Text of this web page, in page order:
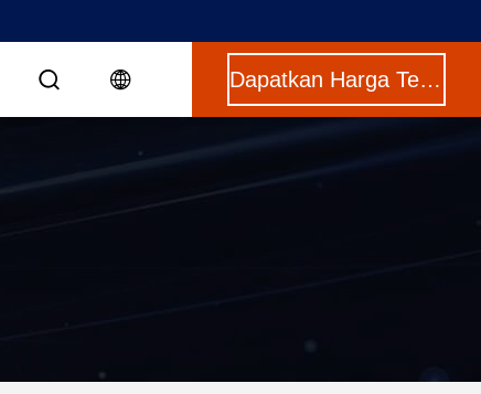
Dapatkan Harga Terbaik